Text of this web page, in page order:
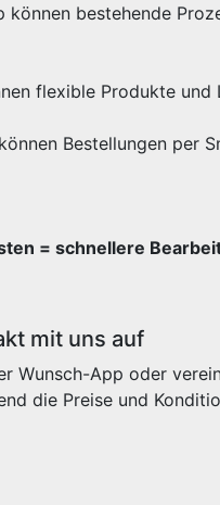
können bestehende
flexible Produkte
Bestellungen per
= schnellere
mit uns auf
Wunsch-App oder
die Preise und